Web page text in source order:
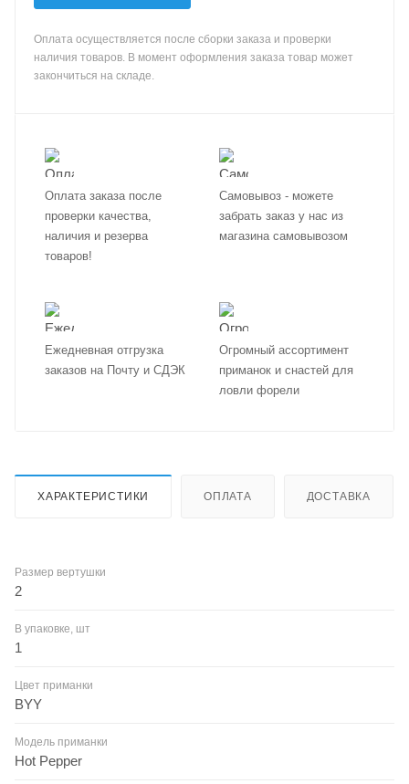
Оплата осуществляется после сборки заказа и проверки
наличия товаров. В момент оформления заказа товар может
закончиться на складе.
Оплата заказа после
проверки качества,
наличия и резерва
товаров!
Самовывоз - можете
забрать заказ у нас из
магазина самовывозом
Ежедневная отгрузка
заказов на Почту и СДЭК
Огромный ассортимент
приманок и снастей для
ловли форели
ХАРАКТЕРИСТИКИ ОПЛАТА ДОСТАВКА
Размер вертушки
2
В упаковке, шт
1
Цвет приманки
BYY
Модель приманки
Hot Pepper